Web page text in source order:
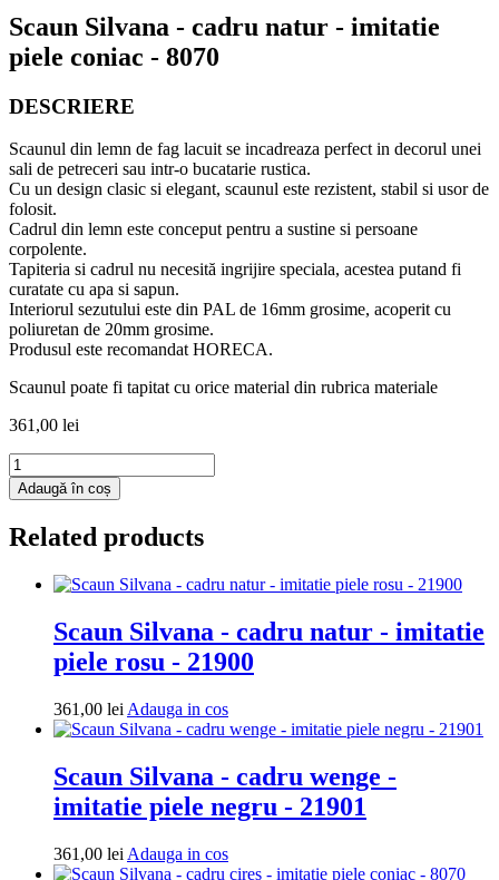
Scaun Silvana - cadru natur - imitatie
piele coniac - 8070
DESCRIERE
Scaunul din lemn de fag lacuit se incadreaza perfect in decorul unei
sali de petreceri sau intr-o bucatarie rustica.
Cu un design clasic si elegant, scaunul este rezistent, stabil si usor de
folosit.
Cadrul din lemn este conceput pentru a sustine si persoane
corpolente.
Tapiteria si cadrul nu necesită ingrijire speciala, acestea putand fi
curatate cu apa si sapun.
Interiorul sezutului este din PAL de 16mm grosime, acoperit cu
poliuretan de 20mm grosime.
Produsul este recomandat HORECA.
Scaunul poate fi tapitat cu orice material din rubrica materiale
361,00 lei
Cantitate
Scaun
Silvana
cadru
Adaugă în coș
Related products
Scaun Silvana - cadru natur - imitatie
piele rosu - 21900
361,00 lei Adauga in cosAdauga
in
Scaun Silvana - cadru wenge -
imitatie piele negru - 21901
361,00 lei Adauga in cosAdauga
in